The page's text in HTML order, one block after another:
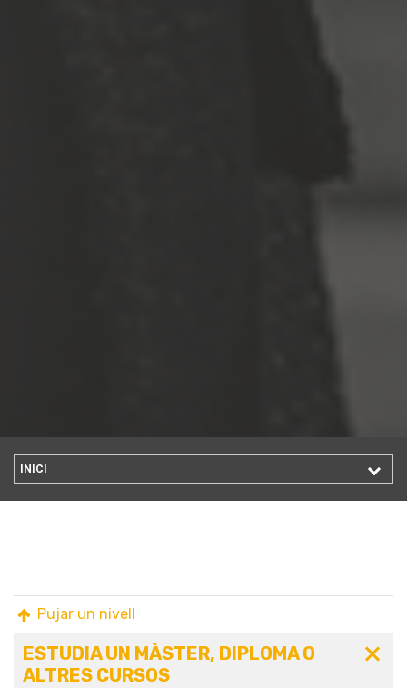
INICI
Pujar un nivell
ESTUDIA UN MÀSTER, DIPLOMA O
ALTRES CURSOS